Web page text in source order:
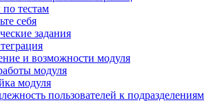
тестам
себя
задания
и возможности модуля
модуля
модуля
пользователей к подразделениям